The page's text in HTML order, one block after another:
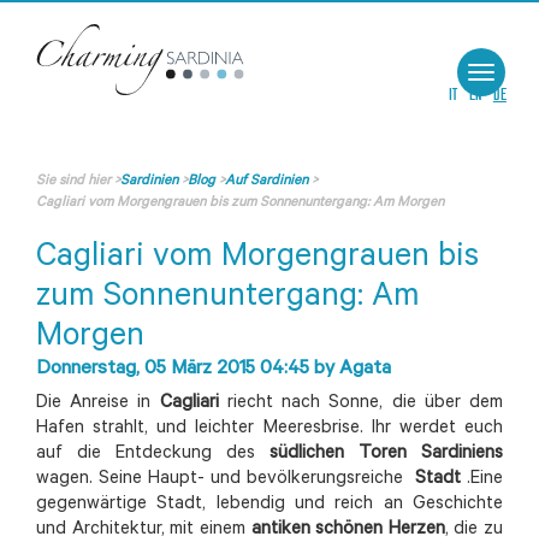
IT EN DE
Toggle
Sie sind hier>Sardinien>Blog>Auf Sardinien>
Cagliari vom Morgengrauen bis zum Sonnenuntergang: Am Morgen
Cagliari vom Morgengrauen bis
zum Sonnenuntergang: Am
Morgen
Donnerstag, 05 März 2015 04:45 byAgata
Die Anreise in Cagliari riecht nach Sonne, die über dem
Hafen strahlt, und leichter Meeresbrise. Ihr werdet euch
auf die Entdeckung des südlichen Toren Sardiniens
wagen. Seine Haupt- und bevölkerungsreiche Stadt .Eine
gegenwärtige Stadt, lebendig und reich an Geschichte
und Architektur, mit einem antiken schönen Herzen, die zu